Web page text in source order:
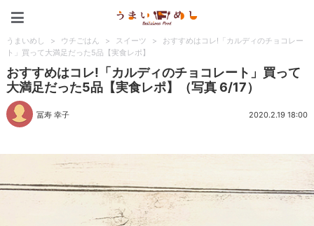
うまいめし > ウチごはん > スイーツ >
おすすめはコレ!「カルディのチョコレー
ト」買って大満足だった5品【実食レポ】
おすすめはコレ!「カルディのチョコレート」買って
大満足だった5品【実食レポ】（写真 6/17）
冨寿 幸子 2020.2.19 18:00